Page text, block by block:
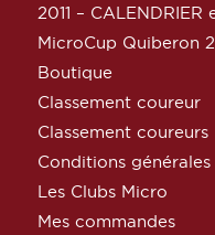
2011 – CALENDRIER
MicroCup Quiberon
Boutique
Classement coureur
Classement coureurs
Conditions générales
Les Clubs Micro
Mes commandes